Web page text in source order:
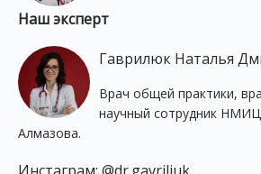
Наш эксперт
Гаврилюк Наталья
Врач общей практики,
научный сотрудник
Алмазова.